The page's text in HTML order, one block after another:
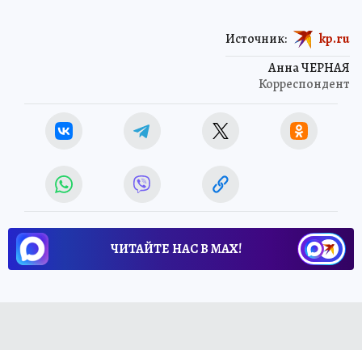
Анна ЧЕРНАЯ
Корреспондент
Источник: kp.ru
ЧИТАЙТЕ НАС В МАХ!